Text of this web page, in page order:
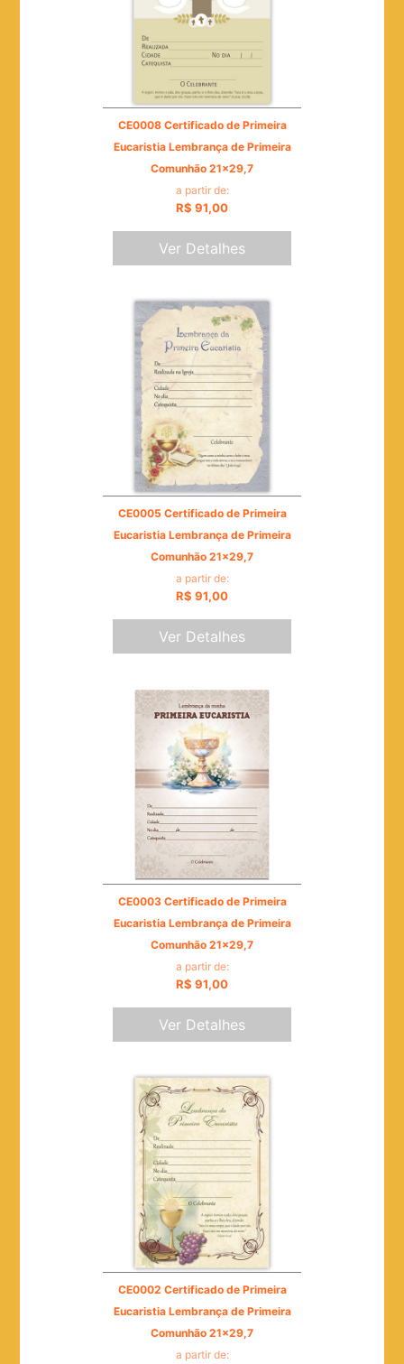
CE0008 Certificado de Primeira
Eucaristia Lembrança de Primeira
Comunhão 21x29,7
a partir de:
R$ 91,00
Ver Detalhes
CE0005 Certificado de Primeira
Eucaristia Lembrança de Primeira
Comunhão 21x29,7
a partir de:
R$ 91,00
Ver Detalhes
CE0003 Certificado de Primeira
Eucaristia Lembrança de Primeira
Comunhão 21x29,7
a partir de:
R$ 91,00
Ver Detalhes
CE0002 Certificado de Primeira
Eucaristia Lembrança de Primeira
Comunhão 21x29,7
a partir de: